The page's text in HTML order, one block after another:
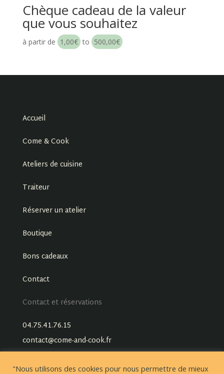
Chèque cadeau de la valeur
que vous souhaitez
à partir de 1,00€ to 500,00€
Accueil
Come & Cook
Ateliers de cuisine
Traiteur
Réserver un atelier
Boutique
Bons cadeaux
Contact
Contact et réservations
04.75.41.76.15
contact@come-and-cook.fr
"Nous utilisons des cookies pour nous permettre de mieux